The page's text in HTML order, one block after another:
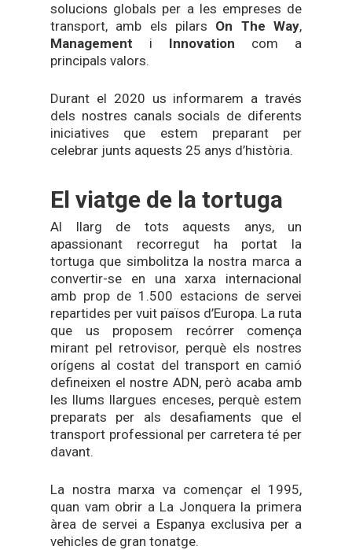
solucions globals per a les empreses de
transport, amb els pilars On The Way,
Management i Innovation com a
principals valors.
Durant el 2020 us informarem a través
dels nostres canals socials de diferents
iniciatives que estem preparant per
celebrar junts aquests 25 anys d’història.
El viatge de la tortuga
Al llarg de tots aquests anys, un
apassionant recorregut ha portat la
tortuga que simbolitza la nostra marca a
convertir-se en una xarxa internacional
amb prop de 1.500 estacions de servei
repartides per vuit països d’Europa. La ruta
que us proposem recórrer comença
mirant pel retrovisor, perquè els nostres
orígens al costat del transport en camió
defineixen el nostre ADN, però acaba amb
les llums llargues enceses, perquè estem
preparats per als desafiaments que el
transport professional per carretera té per
davant.
La nostra marxa va començar el 1995,
quan vam obrir a La Jonquera la primera
àrea de servei a Espanya exclusiva per a
vehicles de gran tonatge.